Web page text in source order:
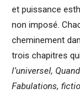
et puissance
non imposé.
cheminement
trois chapitres
l’universel,
Fabulations,